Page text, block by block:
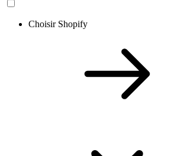
Choisir Shopify